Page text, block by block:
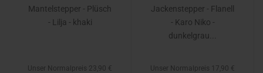
Mantelstepper - Plüsch
- Lilja - khaki
Unser Normalpreis 23,90 €
Jackenstepper - Flanell
- Karo Niko -
dunkelgrau...
Unser Normalpreis 17,90 €